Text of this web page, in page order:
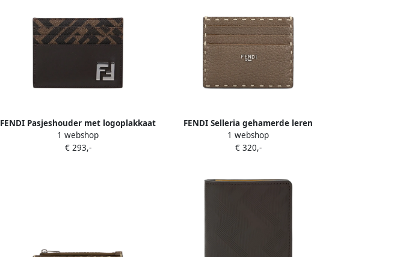
FENDI Pasjeshouder met logoplakkaat
Bruin
1 webshop
€ 293,-
FENDI Selleria gehamerde leren
pasjeshouder Bruin
1 webshop
€ 320,-